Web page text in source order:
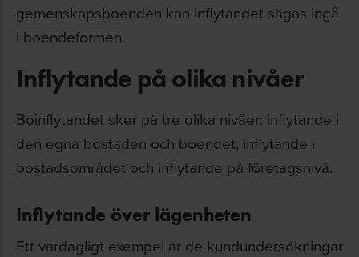
gemenskapsboenden kan inflytandet sägas ingå
i boendeformen.
Inflytande på olika nivåer
Boinflytandet sker på tre olika nivåer: inflytande i
den egna bostaden och boendet, inflytande i
bostadsområdet och inflytande på företagsnivå.
Inflytande över lägenheten
Ett vardagligt exempel är de kundundersökningar